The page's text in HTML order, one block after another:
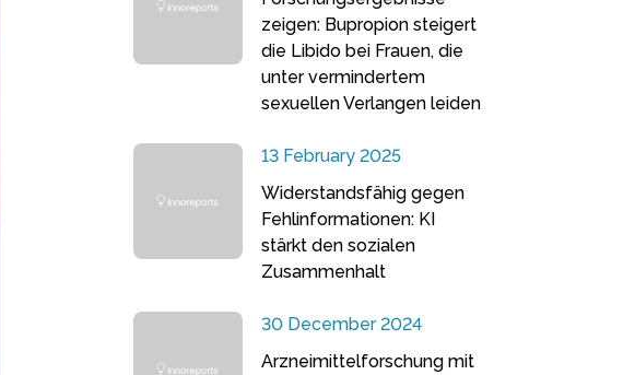
zeigen: Bupropion steigert
die Libido bei Frauen, die
unter vermindertem
sexuellen Verlangen leiden
13 February 2025
Widerstandsfähig gegen
Fehlinformationen: KI
stärkt den sozialen
Zusammenhalt
30 December 2024
Arzneimittelforschung mit